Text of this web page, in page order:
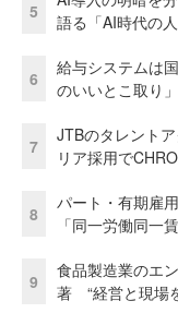
5
語る「AI時代の
6
給与システムは
のいいとこ取り
7
JTBのタレント
リア採用で
8
パート・有期雇
「同一労働同一
9
食品製造業のエ
著 “経営と現場